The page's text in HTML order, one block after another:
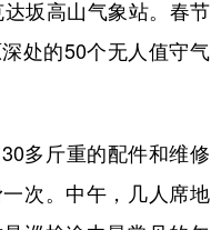
坂高山气象站。春节
处的50个无人值守气
多斤重的配件和维修
次。中午，几人席地